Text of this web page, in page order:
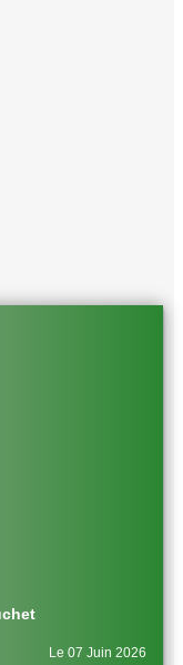
Le 07 Juin 2026